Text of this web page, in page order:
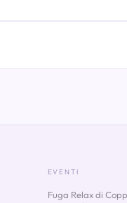
EVENTI
Fuga Relax di